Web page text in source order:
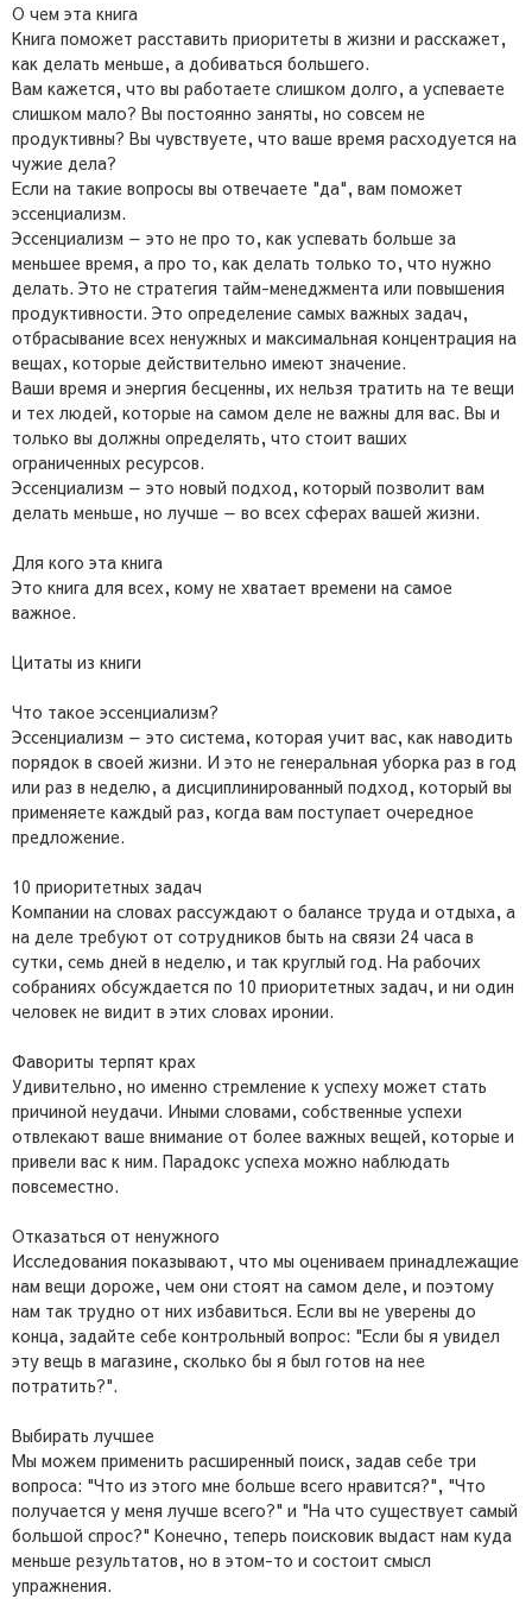
О чем эта книга
Книга поможет расставить приоритеты в жизни и расскажет,
как делать меньше, а добиваться большего.
Вам кажется, что вы работаете слишком долго, а успеваете
слишком мало? Вы постоянно заняты, но совсем не
продуктивны? Вы чувствуете, что ваше время расходуется на
чужие дела?
Если на такие вопросы вы отвечаете "да", вам поможет
эссенциализм.
Эссенциализм — это не про то, как успевать больше за
меньшее время, а про то, как делать только то, что нужно
делать. Это не стратегия тайм-менеджмента или повышения
продуктивности. Это определение самых важных задач,
отбрасывание всех ненужных и максимальная концентрация на
вещах, которые действительно имеют значение.
Ваши время и энергия бесценны, их нельзя тратить на те вещи
и тех людей, которые на самом деле не важны для вас. Вы и
только вы должны определять, что стоит ваших
ограниченных ресурсов.
Эссенциализм — это новый подход, который позволит вам
делать меньше, но лучше — во всех сферах вашей жизни.
Для кого эта книга
Это книга для всех, кому не хватает времени на самое
важное.
Цитаты из книги
Что такое эссенциализм?
Эссенциализм — это система, которая учит вас, как наводить
порядок в своей жизни. И это не генеральная уборка раз в год
или раз в неделю, а дисциплинированный подход, который вы
применяете каждый раз, когда вам поступает очередное
предложение.
10 приоритетных задач
Компании на словах рассуждают о балансе труда и отдыха, а
на деле требуют от сотрудников быть на связи 24 часа в
сутки, семь дней в неделю, и так круглый год. На рабочих
собраниях обсуждается по 10 приоритетных задач, и ни один
человек не видит в этих словах иронии.
Фавориты терпят крах
Удивительно, но именно стремление к успеху может стать
причиной неудачи. Иными словами, собственные успехи
отвлекают ваше внимание от более важных вещей, которые и
привели вас к ним. Парадокс успеха можно наблюдать
повсеместно.
Отказаться от ненужного
Исследования показывают, что мы оцениваем принадлежащие
нам вещи дороже, чем они стоят на самом деле, и поэтому
нам так трудно от них избавиться. Если вы не уверены до
конца, задайте себе контрольный вопрос: "Если бы я увидел
эту вещь в магазине, сколько бы я был готов на нее
потратить?".
Выбирать лучшее
Мы можем применить расширенный поиск, задав себе три
вопроса: "Что из этого мне больше всего нравится?", "Что
получается у меня лучше всего?" и "На что существует самый
большой спрос?" Конечно, теперь поисковик выдаст нам куда
меньше результатов, но в этом-то и состоит смысл
упражнения.